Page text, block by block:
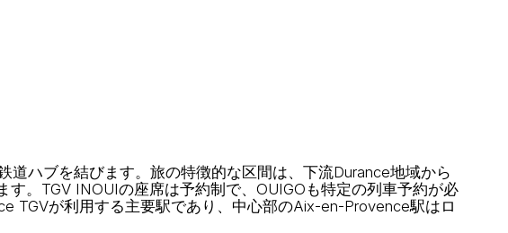
ハブを結びます。旅の特徴的な区間は、下流Durance地域から
。TGV INOUIの座席は予約制で、OUIGOも特定の列車予約が必
TGVが利用する主要駅であり、中心部のAix-en-Provence駅はロ